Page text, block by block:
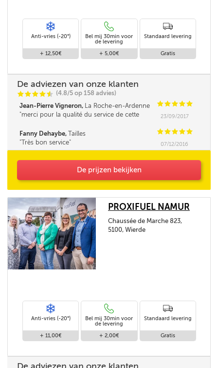
Anti-vries (-20°)
+ 12,50€
Bel mij 30min voor
de levering
+ 5,00€
Standaard levering
Gratis
De adviezen van onze klanten
CCCCi
@ (4.8/5 op 158 advies)
Jean-Pierre Vigneron, La Roche-en-Ardenne CCCCC
merci pour la qualité du service de cette
23/09/2017
Fanny Dehaybe, Tailles CCCCC
Très bon service
07/12/2016
De prijzen bekijken
PROXIFUEL NAMUR
Chaussée de Marche 823,
5100, Wierde
Anti-vries (-20°)
+ 11,00€
Bel mij 30min voor
de levering
+ 2,00€
Standaard levering
Gratis